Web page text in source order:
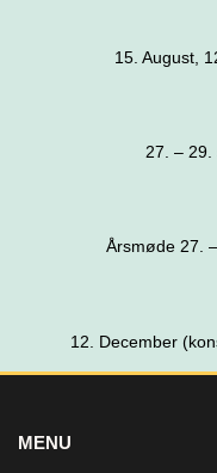
15. August,
27. – 29.
Årsmøde 27.
12. December
MENU